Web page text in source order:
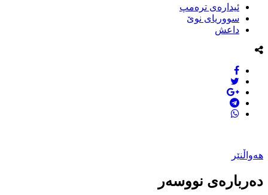
ئیدارەی ترەمپ
سووریای نوێ
داعش
هەواڵنێر
دەربارەی نووسەر